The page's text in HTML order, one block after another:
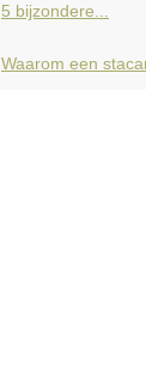
5 bijzondere...
Waarom een